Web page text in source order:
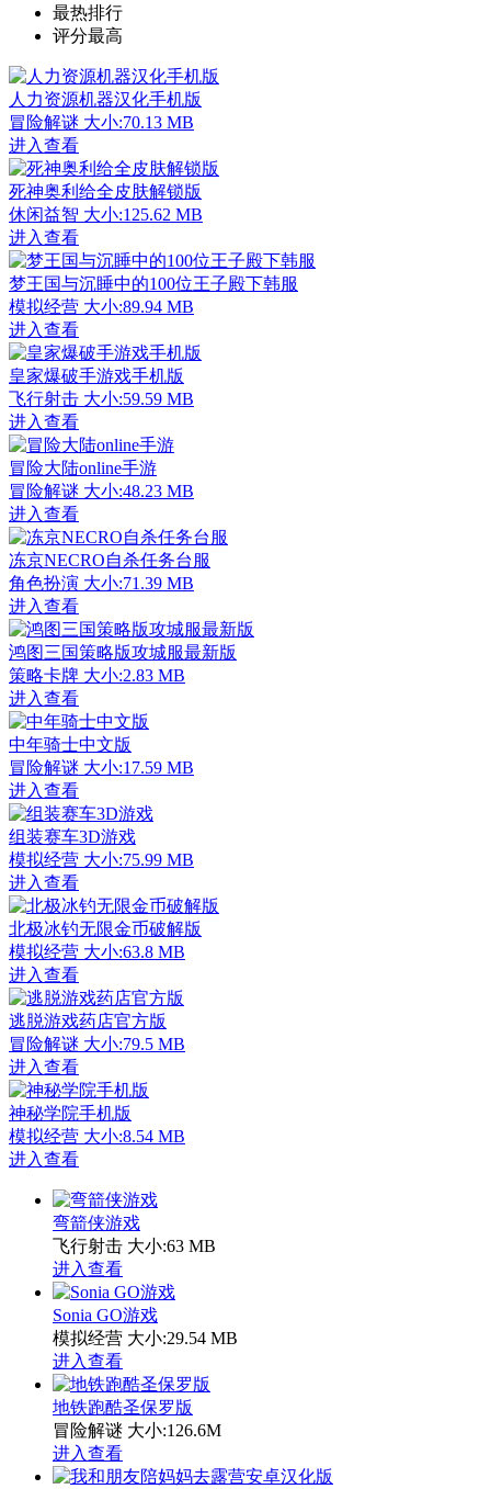
最热排行
评分最高
人力资源机器汉化手机版
冒险解谜 大小:70.13 MB
进入查看
死神奥利给全皮肤解锁版
休闲益智 大小:125.62 MB
进入查看
梦王国与沉睡中的100位王子殿下韩服
模拟经营 大小:89.94 MB
进入查看
皇家爆破手游戏手机版
飞行射击 大小:59.59 MB
进入查看
冒险大陆online手游
冒险解谜 大小:48.23 MB
进入查看
冻京NECRO自杀任务台服
角色扮演 大小:71.39 MB
进入查看
鸿图三国策略版攻城服最新版
策略卡牌 大小:2.83 MB
进入查看
中年骑士中文版
冒险解谜 大小:17.59 MB
进入查看
组装赛车3D游戏
模拟经营 大小:75.99 MB
进入查看
北极冰钓无限金币破解版
模拟经营 大小:63.8 MB
进入查看
逃脱游戏药店官方版
冒险解谜 大小:79.5 MB
进入查看
神秘学院手机版
模拟经营 大小:8.54 MB
进入查看
弯箭侠游戏
飞行射击 大小:63 MB
进入查看
Sonia GO游戏
模拟经营 大小:29.54 MB
进入查看
地铁跑酷圣保罗版
冒险解谜 大小:126.6M
进入查看